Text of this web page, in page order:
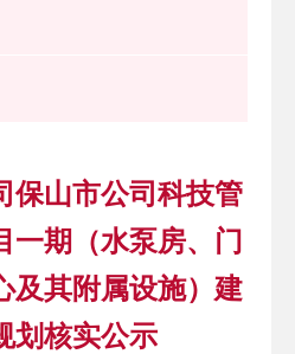
保山市公司科技管
一期（水泵房、门
及其附属设施）建
划核实公示